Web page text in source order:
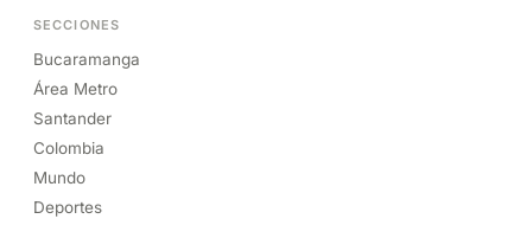
SECCIONES
Bucaramanga
Área Metro
Santander
Colombia
Mundo
Deportes